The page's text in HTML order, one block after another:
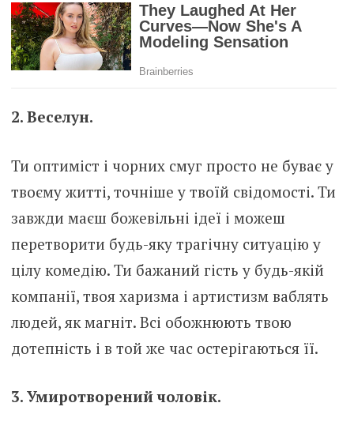
2. Веселун.
Ти оптиміст і чорних смуг просто не буває у
твоєму житті, точніше у твоїй свідомості. Ти
завжди маєш божевільні ідеї і можеш
перетворити будь-яку трагічну ситуацію у
цілу комедію. Ти бажаний гість у будь-якій
компанії, твоя харизма і артистизм ваблять
людей, як магніт. Всі обожнюють твою
дотепність і в той же час остерігаються її.
3. Умиротворений чоловік.